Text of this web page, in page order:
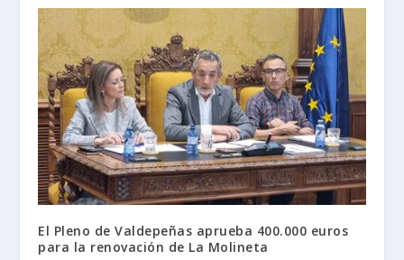
El Pleno de Valdepeñas aprueba 400.000 euros
para la renovación de La Molineta